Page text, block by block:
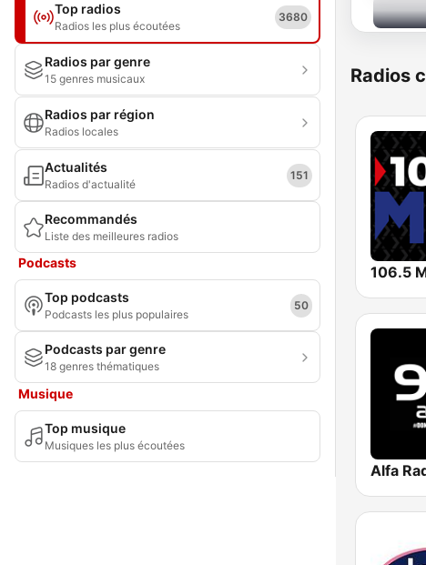
Top radios
Radios les plus écoutées
3680
Radios par genre
15 genres musicaux
Radios par région
Radios locales
Actualités
Radios d'actualité
151
Recommandés
Liste des meilleures radios
Podcasts
Top podcasts
Podcasts les plus populaires
50
Podcasts par genre
18 genres thématiques
Musique
Top musique
Musiques les plus écoutées
Radios
106.5
Alfa